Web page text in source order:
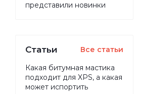
представили новинки
Статьи Все статьи
Какая битумная мастика
подходит для XPS, а какая
может испортить